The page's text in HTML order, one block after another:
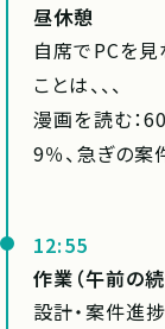
昼休憩
自席でPCを見
ことは、、、
漫画を読む：
9％、急ぎの案
12:55
作業（午前の続
設計・案件進